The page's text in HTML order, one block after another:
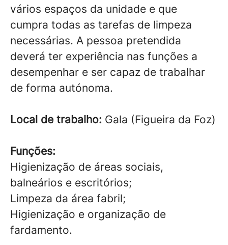
vários espaços da unidade e que
cumpra todas as tarefas de limpeza
necessárias. A pessoa pretendida
deverá ter experiência nas funções a
desempenhar e ser capaz de trabalhar
de forma autónoma.
Local de trabalho: Gala (Figueira da Foz)
Funções:
Higienização de áreas sociais,
balneários e escritórios;
Limpeza da área fabril;
Higienização e organização de
fardamento.